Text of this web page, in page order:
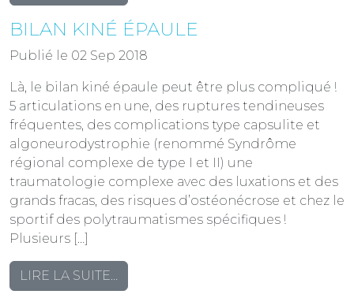
BILAN
COUDE
POIGNET,
SIMPLE
MAIS
!
BILAN KINÉ ÉPAULE
Publié le 02 Sep 2018
Là, le bilan kiné épaule peut être plus compliqué !
5 articulations en une, des ruptures tendineuses
fréquentes, des complications type capsulite et
algoneurodystrophie (renommé Syndrôme
régional complexe de type I et II) une
traumatologie complexe avec des luxations et des
grands fracas, des risques d’ostéonécrose et chez le
sportif des polytraumatismes spécifiques !
Plusieurs […]
LIRE LA SUITE…
BILAN